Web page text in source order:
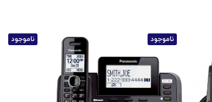
ناموجود ناموجود